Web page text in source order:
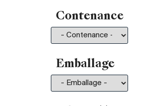
De 150.- à 200.-
Plus de 200.-
210
Contenance
Emballage